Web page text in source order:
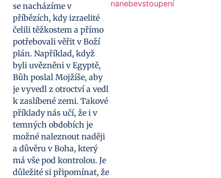
se nacházíme v
příbězích, kdy izraelité
čelili těžkostem a přímo
potřebovali věřit v Boží
plán. Například, když
byli uvězněni v Egyptě,
Bůh poslal Mojžíše, aby
je vyvedl z otroctví a vedl
k zaslíbené zemi. Takové
příklady nás učí, že i v
temných obdobích je
možné naleznout naději
a důvěru v Boha, který
má vše pod kontrolou. Je
důležité si připomínat, že